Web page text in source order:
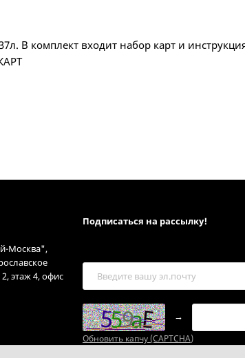
В комплект входит набор карт и
Москва",
этаж 4, офис
Подписаться на рассылкy!
→
Обновить капчу (CAPTCHA)